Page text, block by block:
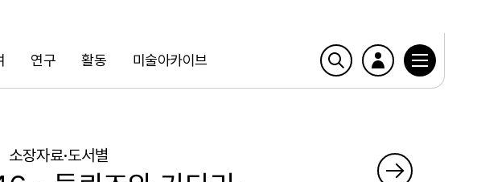
연구 활동 미술아카이브
소장자료·도서별